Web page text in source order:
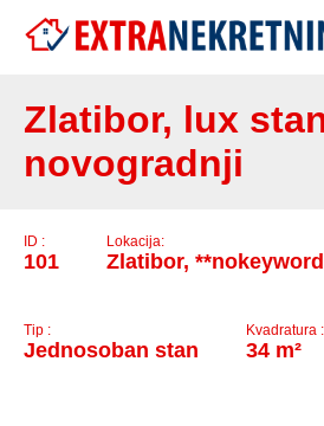
Zlatibor, lux
novogradnji
ID :
101
Lokacija:
Zlatibor, **nokeyword
Tip :
Jednosoban stan
Kvadratura :
34 m²